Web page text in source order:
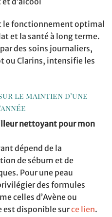
le fonctionnement optimal
et la santé à long terme.
des soins journaliers,
ou Clarins, intensifie les
le maintien d’une
nettoyant pour mon
dépend de la
de sébum et de
Pour une peau
des formules
celles d’Avène ou
est disponible surce lien.